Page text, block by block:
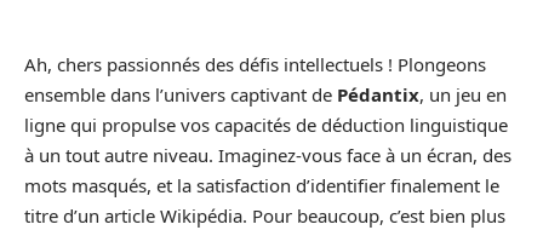
Ah, chers passionnés des défis intellectuels ! Plongeons
ensemble dans l’univers captivant de Pédantix, un jeu en
ligne qui propulse vos capacités de déduction linguistique
à un tout autre niveau. Imaginez-vous face à un écran, des
mots masqués, et la satisfaction d’identifier finalement le
titre d’un article Wikipédia. Pour beaucoup, c’est bien plus